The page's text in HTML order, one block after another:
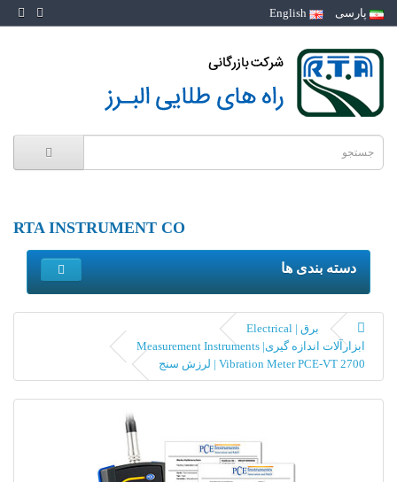
پارسی
RTA INSTRUMENT CO
دسته بندی ها
برق | Electrical
ابزارآلات اندازه گیری| Measurement Instruments
Vibration Meter PCE-VT 2700 | لرزش سنج